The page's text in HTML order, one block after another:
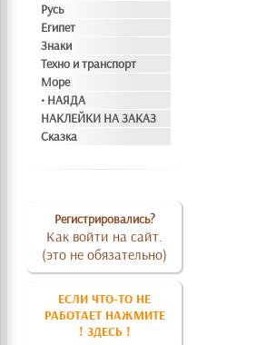
Русь
Египет
Знаки
Техно и транспорт
Море
• НАЯДА
НАКЛЕЙКИ НА ЗАКАЗ
Сказка
Регистрировались?
Как войти на сайт.
(это не обязательно)
ЕСЛИ ЧТО-ТО НЕ
РАБОТАЕТ НАЖМИТЕ
! ЗДЕСЬ !